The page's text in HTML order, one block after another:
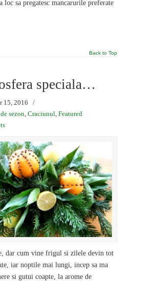
loc sa pregatesc mancarurile preferate
Back to Top
speciala…
15, 2016
/
sezon Craciunul Featured
dar cum vine frigul si zilele devin tot
iar noptile mai lungi, incep sa ma
si gutui coapte, la arome de